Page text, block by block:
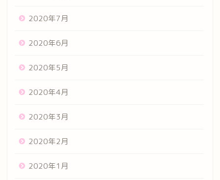
2020年7月
2020年6月
2020年5月
2020年4月
2020年3月
2020年2月
2020年1月